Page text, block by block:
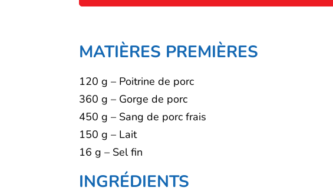
MATIÈRES PREMIÈRES
120 g – Poitrine de porc
360 g – Gorge de porc
450 g – Sang de porc frais
150 g – Lait
16 g – Sel fin
INGRÉDIENTS